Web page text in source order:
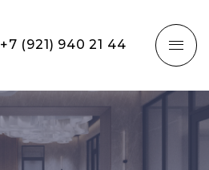
+7 (921) 940 21 44